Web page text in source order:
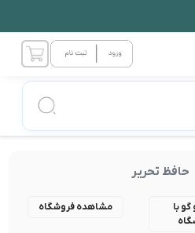
حافظ تحریر
با
مشاهده فروشگاه